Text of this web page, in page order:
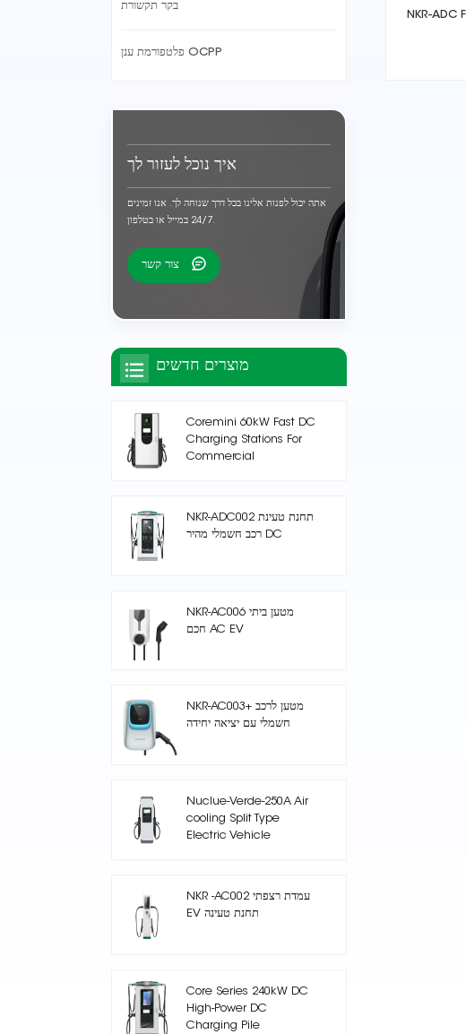
בקר תקשורת
פלטפורמת ענן OCPP
איך נוכל לעזור לך
אתה יכול לפנות אלינו בכל דרך שנוחה לך. אנו זמינים
24/7 במייל או בטלפון.
מוצרים חדשים
Coremini 60kW Fast DC
Charging Stations For
Commercial
NKR-ADC002 תחנת טעינת
רכב חשמלי מהיר DC
NKR-AC006 מטען ביתי
חכם AC EV
NKR-AC003+ מטען לרכב
חשמלי עם יציאה יחידה
Nuclue-Verde-250A Air
cooling Split Type
Electric Vehicle
NKR -AC002 עמדת רצפתי
EV תחנת טעינה
Core Series 240kW DC
High-Power DC
Charging Pile